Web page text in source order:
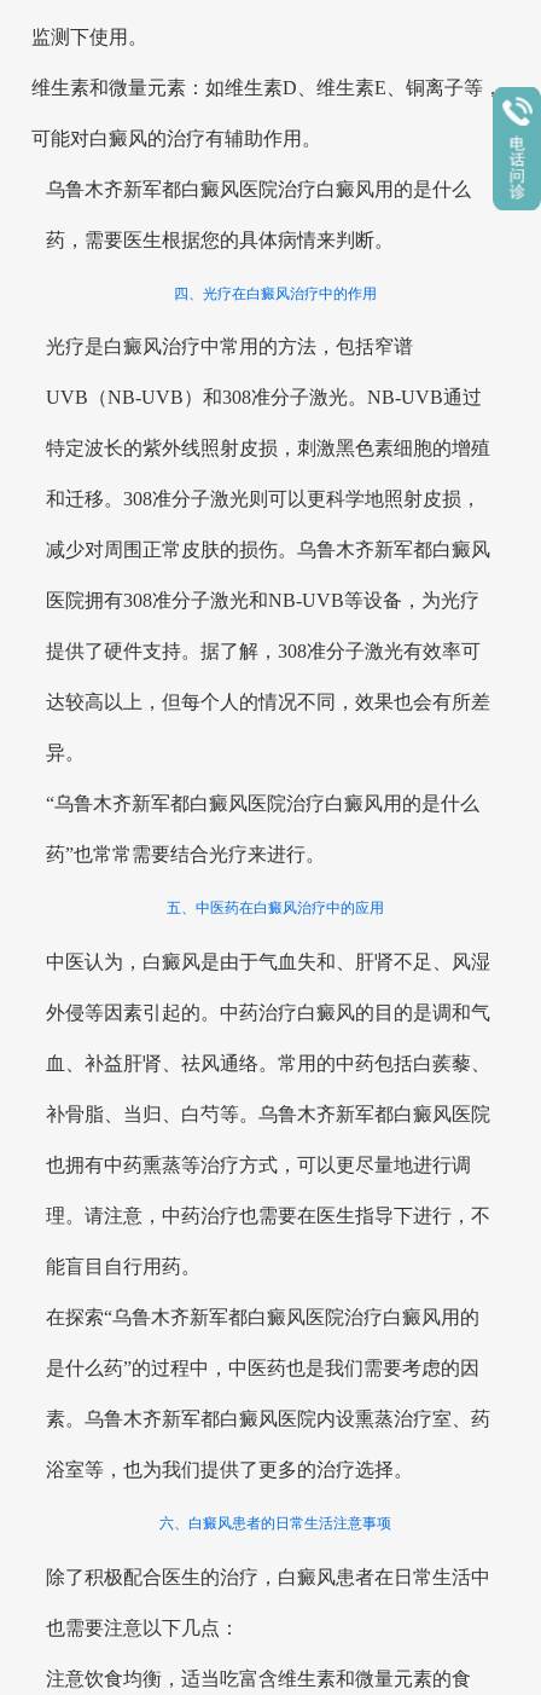
监测下使用。
维生素和微量元素：如维生素D、维生素E、铜离子等，
可能对白癜风的治疗有辅助作用。
乌鲁木齐新军都白癜风医院治疗白癜风用的是什么
药，需要医生根据您的具体病情来判断。
四、光疗在白癜风治疗中的作用
光疗是白癜风治疗中常用的方法，包括窄谱
UVB（NB-UVB）和308准分子激光。NB-UVB通过
特定波长的紫外线照射皮损，刺激黑色素细胞的增殖
和迁移。308准分子激光则可以更科学地照射皮损，
减少对周围正常皮肤的损伤。乌鲁木齐新军都白癜风
医院拥有308准分子激光和NB-UVB等设备，为光疗
提供了硬件支持。据了解，308准分子激光有效率可
达较高以上，但每个人的情况不同，效果也会有所差
异。
“乌鲁木齐新军都白癜风医院治疗白癜风用的是什么
药”也常常需要结合光疗来进行。
五、中医药在白癜风治疗中的应用
中医认为，白癜风是由于气血失和、肝肾不足、风湿
外侵等因素引起的。中药治疗白癜风的目的是调和气
血、补益肝肾、祛风通络。常用的中药包括白蒺藜、
补骨脂、当归、白芍等。乌鲁木齐新军都白癜风医院
也拥有中药熏蒸等治疗方式，可以更尽量地进行调
理。请注意，中药治疗也需要在医生指导下进行，不
能盲目自行用药。
在探索“乌鲁木齐新军都白癜风医院治疗白癜风用的
是什么药”的过程中，中医药也是我们需要考虑的因
素。乌鲁木齐新军都白癜风医院内设熏蒸治疗室、药
浴室等，也为我们提供了更多的治疗选择。
六、白癜风患者的日常生活注意事项
除了积极配合医生的治疗，白癜风患者在日常生活中
也需要注意以下几点：
注意饮食均衡，适当吃富含维生素和微量元素的食